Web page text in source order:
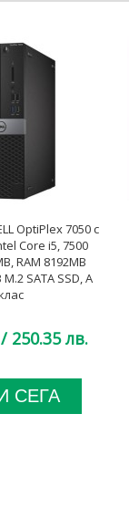
OptiPlex 7050 с
Core i5, 7500
RAM 8192MB
M.2 SATA SSD, А
/ 250.35 лв.
СЕГА